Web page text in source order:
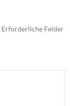
Erforderliche Felder